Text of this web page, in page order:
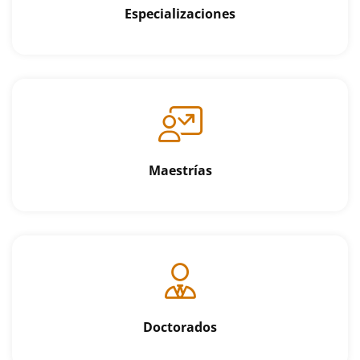
Especializaciones
Maestrías
Doctorados